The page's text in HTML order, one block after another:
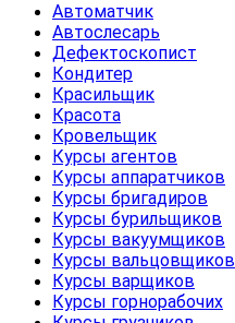
Автоматчик
Автослесарь
Дефектоскопист
Кондитер
Красильщик
Красота
Кровельщик
Курсы агентов
Курсы аппаратчиков
Курсы бригадиров
Курсы бурильщиков
Курсы вакуумщиков
Курсы вальцовщиков
Курсы варщиков
Курсы горнорабочих